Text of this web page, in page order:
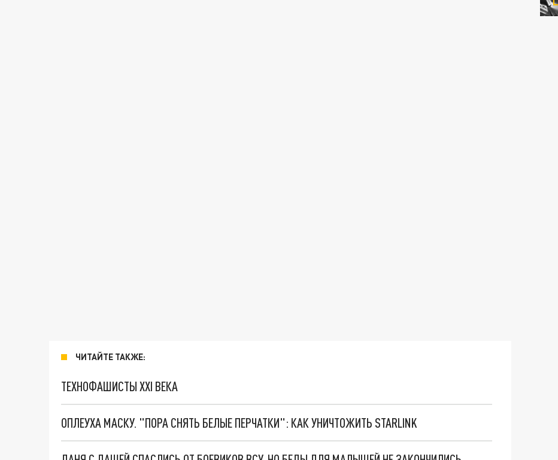
ЧИТАЙТЕ ТАКЖЕ:
ТЕХНОФАШИСТЫ XXI ВЕКА
ОПЛЕУХА МАСКУ. "ПОРА СНЯТЬ БЕЛЫЕ ПЕРЧАТКИ": КАК УНИЧТОЖИТЬ STARLINK